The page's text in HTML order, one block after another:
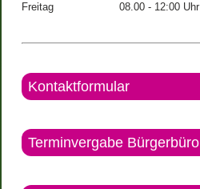
Freitag
08.00 - 12:00 Uhr
Kontaktformular
Terminvergabe Bürgerbüro